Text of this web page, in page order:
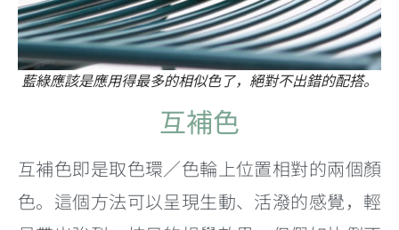
藍綠應該是應用得最多的相似色了，絕對不出錯的配搭。
互補色
互補色即是取色環／色輪上位置相對的兩個顏
色。這個方法可以呈現生動、活潑的感覺，輕